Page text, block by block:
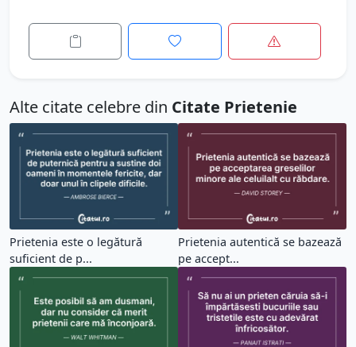
Alte citate celebre din Citate Prietenie
Prietenia este o legătură
suficient de p...
Prietenia autentică se bazează
pe accept...